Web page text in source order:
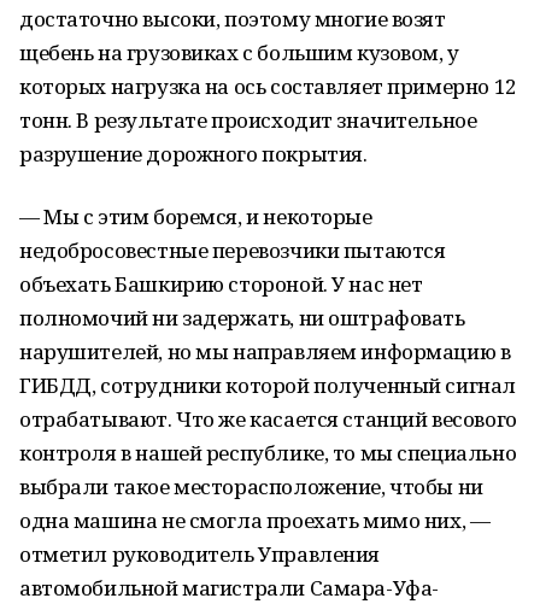
достаточно высоки, поэтому многие возят
щебень на грузовиках с большим кузовом, у
которых нагрузка на ось составляет примерно 12
тонн. В результате происходит значительное
разрушение дорожного покрытия.
— Мы с этим боремся, и некоторые
недобросовестные перевозчики пытаются
объехать Башкирию стороной. У нас нет
полномочий ни задержать, ни оштрафовать
нарушителей, но мы направляем информацию в
ГИБДД, сотрудники которой полученный сигнал
отрабатывают. Что же касается станций весового
контроля в нашей республике, то мы специально
выбрали такое месторасположение, чтобы ни
одна машина не смогла проехать мимо них, —
отметил руководитель Управления
автомобильной магистрали Самара-Уфа-